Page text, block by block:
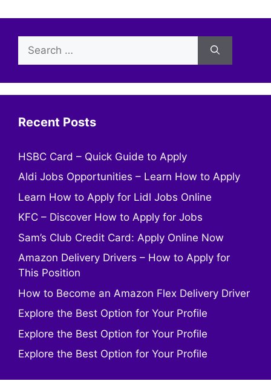
for:
Recent Posts
HSBC Card – Quick Guide to Apply
Aldi Jobs Opportunities – Learn How to Apply
Learn How to Apply for Lidl Jobs Online
KFC – Discover How to Apply for Jobs
Sam’s Club Credit Card: Apply Online Now
Amazon Delivery Drivers – How to Apply for
This Position
How to Become an Amazon Flex Delivery Driver
Explore the Best Option for Your Profile
Explore the Best Option for Your Profile
Explore the Best Option for Your Profile